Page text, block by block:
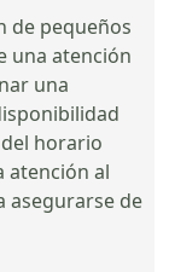
de pequeños
una atención
una
horario
atención al
asegurarse de